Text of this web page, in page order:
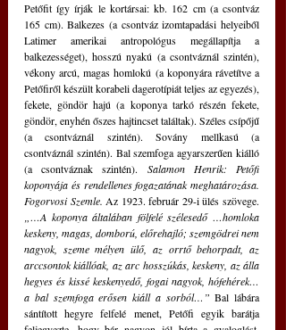
Petőfit így írják le kortársai: kb. 162 cm (a csontváz
165 cm). Balkezes (a csontváz izomtapadási helyeiből
Latimer amerikai antropológus megállapítja a
balkezességet), hosszú nyakú (a csontváznál szintén),
vékony arcú, magas homlokú (a koponyára rávetítve a
Petőfiről készült korabeli dagerotípiát teljes az egyezés),
fekete, göndör hajú (a koponya tarkó részén fekete,
göndör, enyhén őszes hajtincset találtak). Széles csípőjű
(a csontváznál szintén). Sovány mellkasú (a
csontváznál szintén). Bal szemfoga agyarszerűen kiálló
(a csontváznak szintén). Salamon Henrik: Petőfi
koponyája és rendellenes fogazatának meghatározása.
Fogorvosi Szemle. Az 1923. február 29-i ülés szövege.
„…A koponya általában fölfelé szélesedő …homloka
keskeny, magas, domború, előrehajló; szemgödrei nem
nagyok, szeme mélyen ülő, az orrtő behorpadt, az
arccsontok kiállóak, az arc hosszúkás, keskeny, az álla
hegyes és kissé keskenyedő, fogai nagyok, hófehérek…
a bal szemfoga erősen kiáll a sorból…” Bal lábára
sántított hegyre felfelé menet, Petőfi egyik barátja